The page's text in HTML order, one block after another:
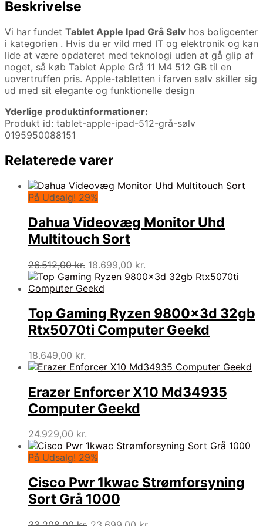
Beskrivelse
Vi har fundet Tablet Apple Ipad Grå Sølv hos boligcenter
i kategorien . Hvis du er vild med IT og elektronik og kan
lide at være opdateret med teknologi uden at gå glip af
noget, så køb Tablet Apple Grå 11 M4 512 GB til en
uovertruffen pris. Apple-tabletten i farven sølv skiller sig
ud med sit elegante og funktionelle design
Yderlige produktinformationer:
Produkt id: tablet-apple-ipad-512-grå-sølv
0195950088151
Relaterede varer
På Udsalg! 29%
Dahua Videovæg Monitor Uhd
Multitouch Sort
26.512,00kr. Den
oprindelige
pris
26.512,00 kr..
18.699,00 kr.
aktuelle
18.699,00 kr..
Top Gaming Ryzen 9800x3d 32gb
Rtx5070ti Computer Geekd
18.649,00 kr.
Erazer Enforcer X10 Md34935
Computer Geekd
24.929,00 kr.
På Udsalg! 29%
Cisco Pwr 1kwac Strømforsyning
Sort Grå 1000